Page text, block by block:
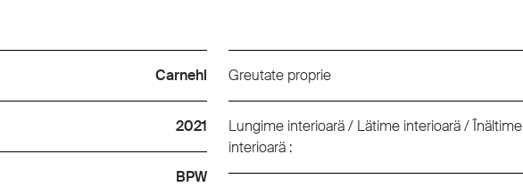
Carnehl
2021
BPW
Greutate proprie
Lungime interioarä / Lätime interioarä / Înältime
interioarä :